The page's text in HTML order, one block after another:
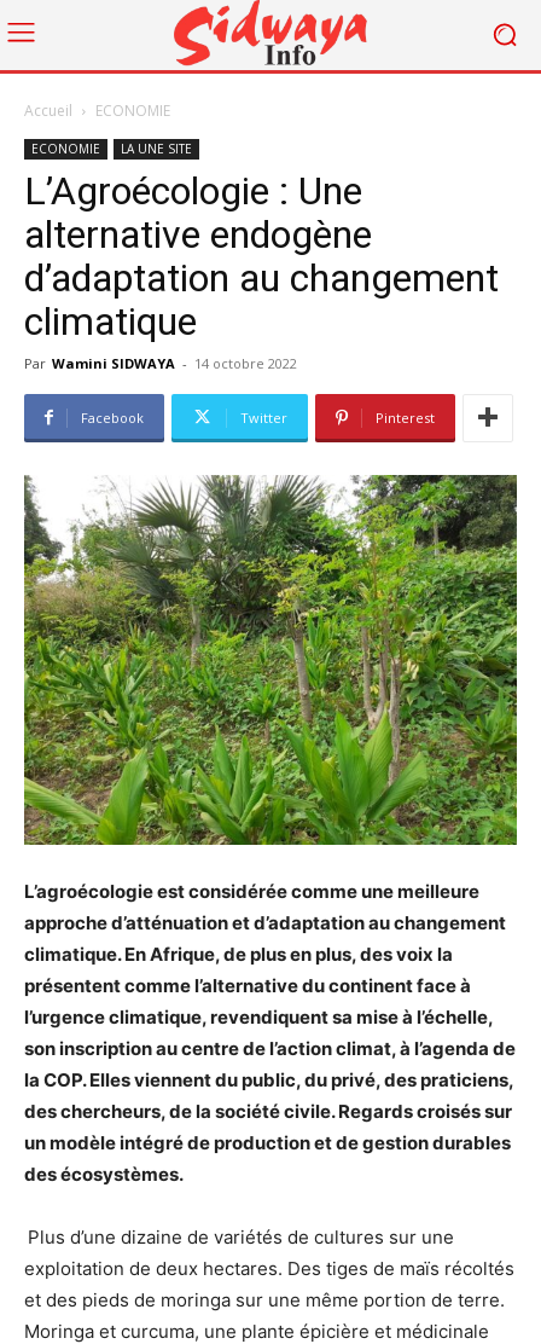
Accueil ECONOMIE
ECONOMIE LA UNE SITE
L’Agroécologie : Une
alternative endogène
d’adaptation au changement
climatique
Par Wamini SIDWAYA - 14 octobre 2022
Facebook Twitter Pinterest
L’agroécologie est considérée comme une meilleure
approche d’atténuation et d’adaptation au changement
climatique. En Afrique, de plus en plus, des voix la
présentent comme l’alternative du continent face à
l’urgence climatique, revendiquent sa mise à l’échelle,
son inscription au centre de l’action climat, à l’agenda de
la COP. Elles viennent du public, du privé, des praticiens,
des chercheurs, de la société civile. Regards croisés sur
un modèle intégré de production et de gestion durables
des écosystèmes.
Plus d’une dizaine de variétés de cultures sur une
exploitation de deux hectares. Des tiges de maïs récoltés
et des pieds de moringa sur une même portion de terre.
Moringa et curcuma, une plante épicière et médicinale